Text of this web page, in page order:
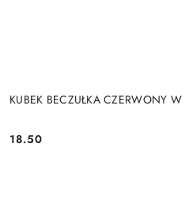
KUBEK BECZUŁKA CZERWONY
Cena:
18.50